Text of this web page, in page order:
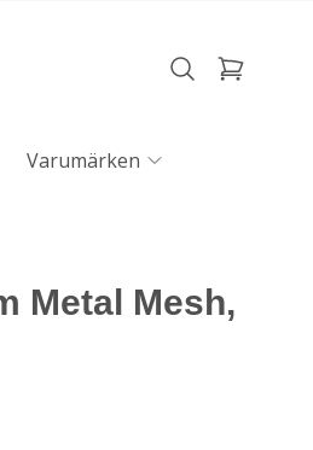
Varumärken
Metal Mesh,